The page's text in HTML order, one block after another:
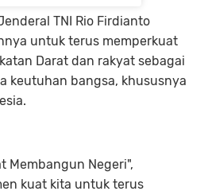
TNI Rio Firdianto
untuk terus memperkuat
Darat dan rakyat sebagai
keutuhan bangsa, khususnya
Membangun Negeri",
kuat kita untuk terus